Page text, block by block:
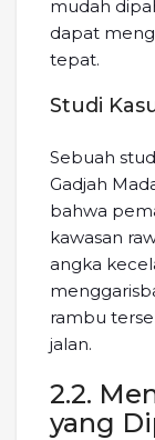
mudah
dapat
tepat.
Studi
Sebuah
Gadjah
bahwa
kawasan
angka
rambu
jalan.
2.2.
yang